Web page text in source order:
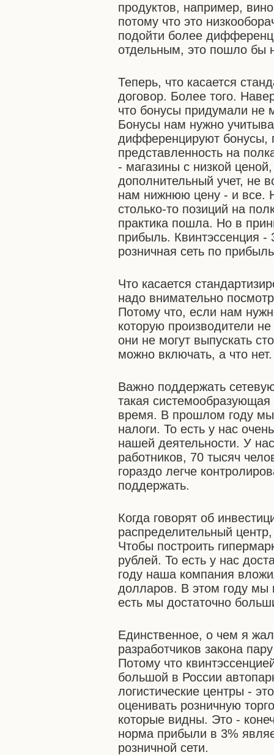
продуктов, например,
потому что это
подойти более
отдельным, это пошло бы
Теперь, что касается
договор. Более того.
что бонусы придумали
Бонусы нам нужно
дифференцируют бонусы,
представленность на
- магазины с низкой
дополнительный учет, не
нам нижнюю цену - и все.
столько-то позиций на
практика пошла. Но в
прибыль. Квинтэссенция
розничная сеть по
Что касается
надо внимательно
Потому что, если нам
которую производители
они не могут выпускать
можно включать, а что
Важно поддержать
такая
время. В прошлом году
налоги. То есть у нас
нашей деятельности. У
работников, 70 тысяч
гораздо легче
поддержать.
Когда говорят об
распределительный
Чтобы построить
рублей. То есть у нас
году наша компания
долларов. В этом году
есть мы достаточно
Единственное, о чем я
разработчиков закона
Потому что
большой в России
логистические центры -
оценивать розничную
которые видны. Это -
норма прибыли в 3%
розничной сети.